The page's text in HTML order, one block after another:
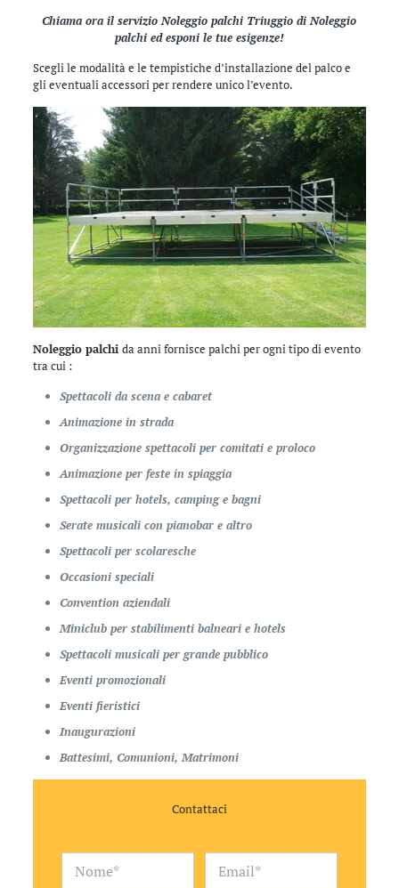
Chiama ora il servizioNoleggio palchi TriuggiodiNoleggio
palchi ed esponi le tue esigenze!
Scegli le modalità e le tempistiche d’installazione del palco e
gli eventuali accessori per rendere unico l’evento.
Noleggio palchi da anni fornisce palchi per ogni tipo di evento
tra cui :
Spettacoli da scena e cabaret
Animazione in strada
Organizzazione spettacoli per comitati e proloco
Animazione per feste in spiaggia
Spettacoli per hotels, camping e bagni
Serate musicali con pianobar e altro
Spettacoli per scolaresche
Occasioni speciali
Convention aziendali
Miniclub per stabilimenti balneari e hotels
Spettacoli musicali per grande pubblico
Eventi promozionali
Eventi fieristici
Inaugurazioni
Battesimi, Comunioni, Matrimoni
Contattaci
N
E